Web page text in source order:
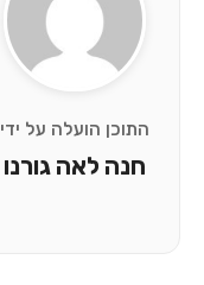
התוכן הועלה על ידי
חנה לאה גורנו